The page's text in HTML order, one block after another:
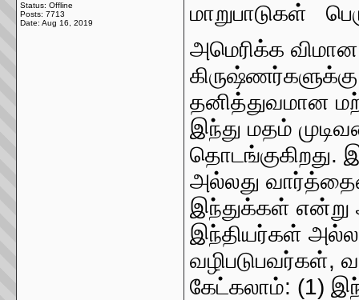
Status: Offline
Posts: 7713
Date: Aug 16, 2019
மாறுபாடுகள்
அமெரிக்க
தனித்துவமான
இந்து மதம்
தொடங்குகிறது.
அல்லது
இந்துக்கள் என்று
இந்தியர்கள்
வழிபடுபவர்கள்,
கேட்கலாம்: (1)